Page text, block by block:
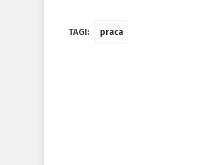
TAGI: praca